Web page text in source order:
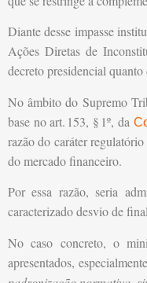
Diante desse impasse
Ações Diretas de
decreto presidencial
No âmbito do Supremo
base no art. 153, § 1º, da
razão do caráter
do mercado financeiro.
Por essa razão, seria
caracterizado desvio de
No caso concreto, o
apresentados,